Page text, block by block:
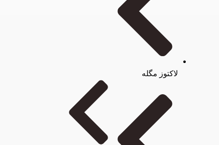
لاکتوز مگله